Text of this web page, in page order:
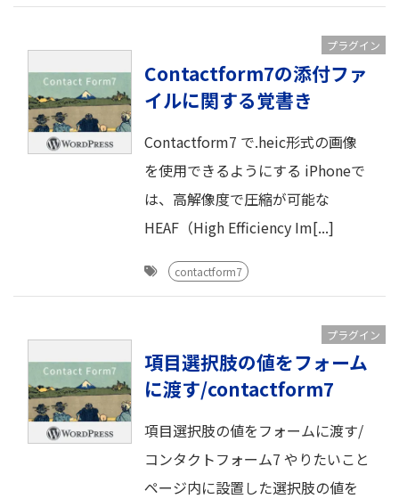
Contactform7の添付ファ
イルに関する覚書き
Contactform7 で.heic形式の画像
を使用できるようにする iPhoneで
は、高解像度で圧縮が可能な
HEAF（High Efficiency Im[...]
プラグイン
contactform7
項目選択肢の値をフォーム
に渡す/contactform7
項目選択肢の値をフォームに渡す/
コンタクトフォーム7 やりたいこと
ページ内に設置した選択肢の値を
プラグイン